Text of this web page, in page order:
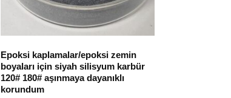
Epoksi kaplamalar/epoksi zemin
boyaları için siyah silisyum karbür
120# 180# aşınmaya dayanıklı
korundum